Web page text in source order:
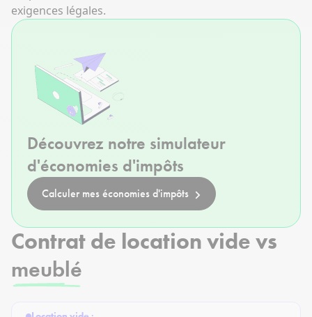
exigences légales.
Découvrez notre simulateur
d'économies d'impôts
Calculer mes économies d'impôts
Contrat de location vide vs
meublé